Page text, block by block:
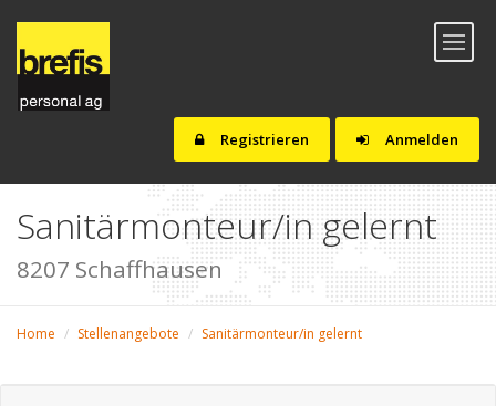
Anmelden
Registrieren
Toggle
Sanitärmonteur/in gelernt
8207 Schaffhausen
Home Stellenangebote Sanitärmonteur/in gelernt